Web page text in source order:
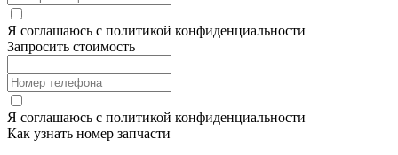
Я соглашаюсь с политикой конфиденциальности
Запросить стоимость
Я соглашаюсь с политикой конфиденциальности
Как узнать номер запчасти